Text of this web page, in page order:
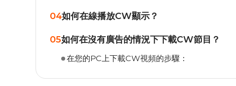
04如何在線播放CW顯示？
05如何在沒有廣告的情況下下載CW節目？
在您的PC上下載CW視頻的步驟：